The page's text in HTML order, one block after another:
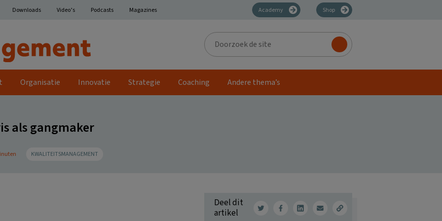
Downloads Video’s Podcasts Magazines Academy Shop
Doorzoek
de
site
Organisatie Innovatie Strategie Coaching Andere thema’s
als gangmaker
KWALITEITSMANAGEMENT
Deel dit
artikel